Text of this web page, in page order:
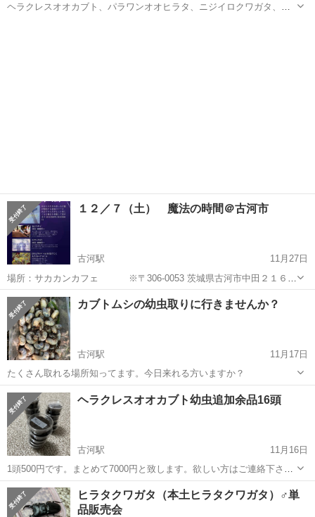
ヘラクレスオオカブト、パラワンオオヒラタ、ニジイロクワガタ、ス
１２／７（土） 魔法の時間＠古河市
古河駅
11月27日
場所：サカカンカフェ ※〒306-0053 茨城県古河市中田２１６１
－７ https://sakakancafe.com/ 時間：11時～16時 台湾の包丁マッサー
ジが上陸。切れない加工を施した、２本...
茨城 古河市 古河駅 その他 チャネリング
カブトムシの幼虫取りに行きませんか？
古河駅
11月17日
たくさん取れる場所知ってます。今日来れる方いますか？
茨城 古河市 古河駅 幼虫
ヘラクレスオオカブト幼虫追加余品16頭
古河駅
11月16日
1頭500円です。まとめて7000円と致します。欲しい方はご連絡下さ
い。
茨城 古河市 古河駅 その他 幼虫
ヒラタクワガタ（本土ヒラタクワガタ）♂単
品販売会